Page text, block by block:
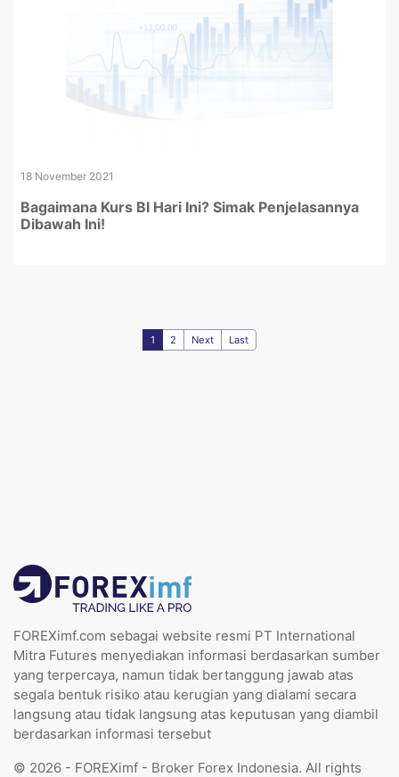
18 November 2021
Bagaimana Kurs BI Hari Ini? Simak Penjelasannya
Dibawah Ini!
1 2 Next Last
FOREXimf.com sebagai website resmi PT International
Mitra Futures menyediakan informasi berdasarkan sumber
yang terpercaya, namun tidak bertanggung jawab atas
segala bentuk risiko atau kerugian yang dialami secara
langsung atau tidak langsung atas keputusan yang diambil
berdasarkan informasi tersebut
© 2026 - FOREXimf - Broker Forex Indonesia. All rights